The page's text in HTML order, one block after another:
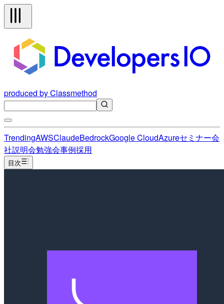
produced by Classmethod
TrendingAWSClaudeBedrockGoogle CloudAzureセミナー会
社説明会勉強会事例採用
目次